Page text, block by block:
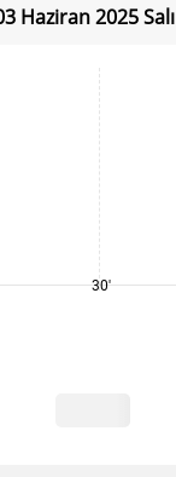
Haziran 2025 Salı
30'